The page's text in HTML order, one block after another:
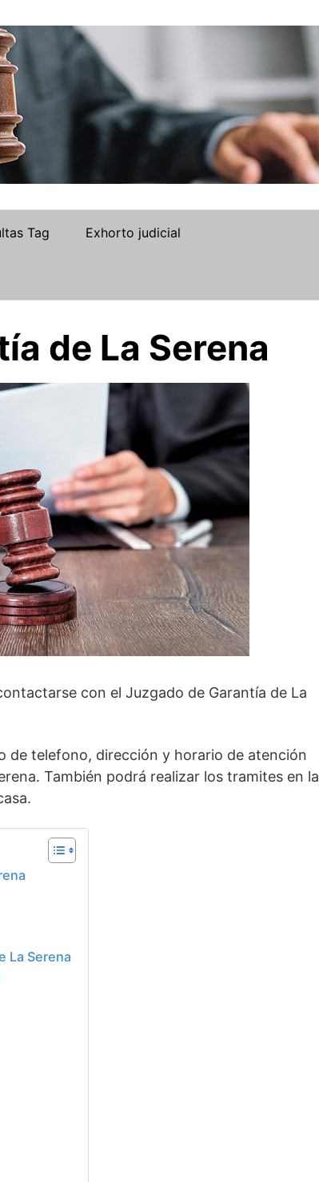
Tag Exhorto judicial
de La Serena
con el Juzgado de Garantía de La
de telefono, dirección y horario de atención
También podrá realizar los tramites en la
La Serena